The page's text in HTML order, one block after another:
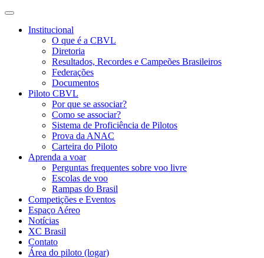
Institucional
O que é a CBVL
Diretoria
Resultados, Recordes e Campeões Brasileiros
Federações
Documentos
Piloto CBVL
Por que se associar?
Como se associar?
Sistema de Proficiência de Pilotos
Prova da ANAC
Carteira do Piloto
Aprenda a voar
Perguntas frequentes sobre voo livre
Escolas de voo
Rampas do Brasil
Competições e Eventos
Espaço Aéreo
Notícias
XC Brasil
Contato
Área do piloto (logar)